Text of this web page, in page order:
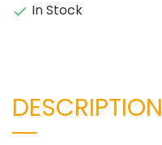
 In Stock
DESCRIPTION